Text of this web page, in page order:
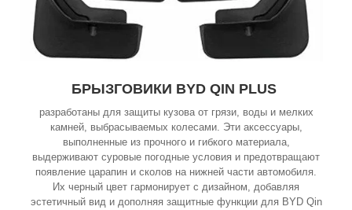
БРЫЗГОВИКИ BYD QIN PLUS
разработаны для защиты кузова от грязи, воды и мелких
камней, выбрасываемых колесами. Эти аксессуары,
выполненные из прочного и гибкого материала,
выдерживают суровые погодные условия и предотвращают
появление царапин и сколов на нижней части автомобиля.
Их черный цвет гармонирует с дизайном, добавляя
эстетичный вид и дополняя защитные функции для BYD Qin